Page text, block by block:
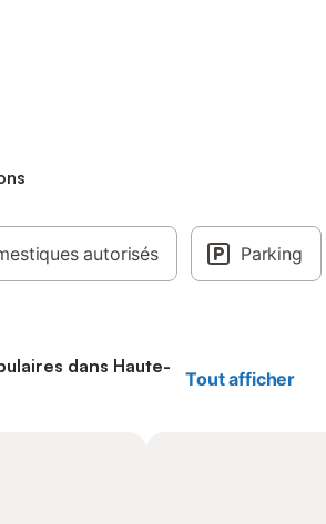
autorisés Parking
dans Haute-
Tout afficher